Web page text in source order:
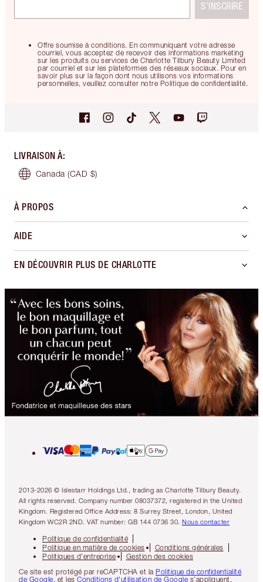
Offre soumise à conditions. En communiquant votre adresse
courriel, vous acceptez de recevoir des informations marketing
sur les produits ou services de Charlotte Tilbury Beauty Limited
par courriel et sur les plateformes des réseaux sociaux. Pour en
savoir plus sur la façon dont nous utilisons vos informations
personnelles, veuillez consulter notre Politique de confidentialité.
S’INSCRIRE
LIVRAISON À:
Canada (CAD $)
À PROPOS
AIDE
EN DÉCOUVRIR PLUS DE CHARLOTTE
2013-2026 © Islestarr Holdings Ltd., trading as Charlotte Tilbury Beauty.
All rights reserved. Company number 08037372, registered in the United
Kingdom. Registered Office Address: 8 Surrey Street, London, United
Kingdom WC2R 2ND. VAT number: GB 144 0736 30. Nous contacter
Politique de confidentialité
Politique en matière de cookies
Conditions générales
Politiques d’entreprise
Gestion des cookies
Ce site est protégé par reCAPTCHA et la Politique de confidentialité
de Google, et les Conditions d'utilisation de Google s’appliquent.